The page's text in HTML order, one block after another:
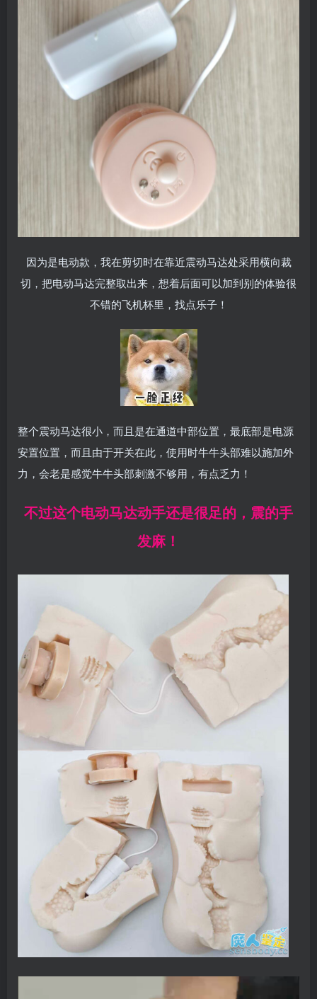
因为是电动款，我在剪切时在靠近震动马达处采用横向裁
切，把电动马达完整取出来，想着后面可以加到别的体验很
不错的飞机杯里，找点乐子！
整个震动马达很小，而且是在通道中部位置，最底部是电源
安置位置，而且由于开关在此，使用时牛牛头部难以施加外
力，会老是感觉牛牛头部刺激不够用，有点乏力！
不过这个电动马达动手还是很足的，震的手
发麻！